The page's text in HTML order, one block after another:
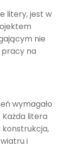
litery, jest w
nie
pracy na
wymagało
litera
konstrukcja,
i